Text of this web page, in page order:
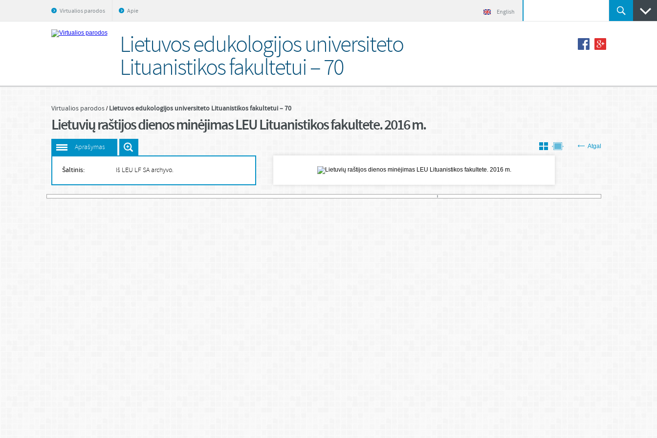
English
Virtualios parodos Apie
Lietuvos edukologijos universiteto
Lituanistikos fakultetui – 70
Virtualios parodos Lietuvos edukologijos universiteto Lituanistikos fakultetui – 70
Lietuvių raštijos dienos minėjimas LEU Lituanistikos fakultete. 2016 m.
Aprašymas Atgal
Šaltinis: Iš LEU LF SA archyvo.